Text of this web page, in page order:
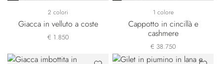
2 colori
Giacca in velluto a coste
€ 1.850
1 colore
Cappotto in cincillà e
cashmere
€ 38.750